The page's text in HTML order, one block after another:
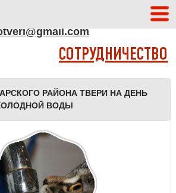
СОТРУДНИЧЕСТВО
РАЙОНА ТВЕРИ НА ДЕНЬ
ВОДЫ